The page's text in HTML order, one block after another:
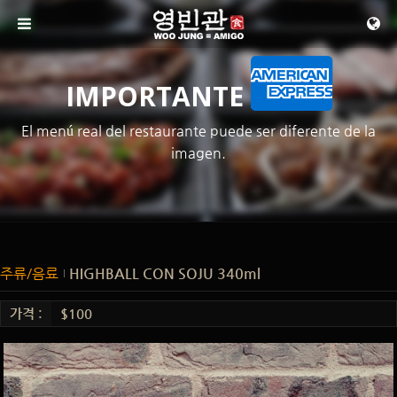
메뉴 건너뛰기
IMPORTANTE
El menú real del restaurante puede ser diferente de la
imagen.
주류/음료 HIGHBALL CON SOJU 340ml
가격 : $100